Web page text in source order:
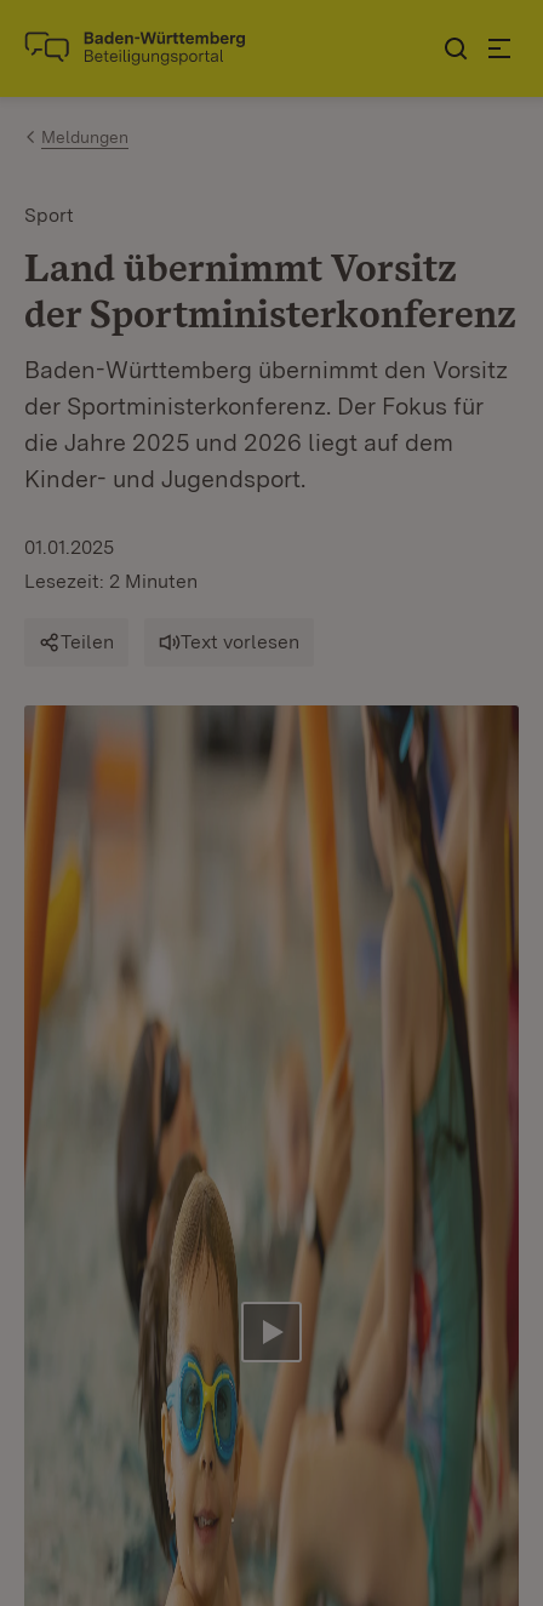
Zum Inhalt springen
Link zur Startseite
Meldungen
Sport
Land übernimmt Vorsitz
der Sportministerkonferenz
Baden-Württemberg übernimmt den Vorsitz
der Sportministerkonferenz. Der Fokus für
die Jahre 2025 und 2026 liegt auf dem
Kinder- und Jugendsport.
01.01.2025
Lesezeit: 2 Minuten
Teilen Text vorlesen
Video abspielen